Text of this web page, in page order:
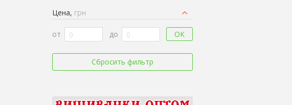
Цена, грн
от до ОК
Сбросить фильтр